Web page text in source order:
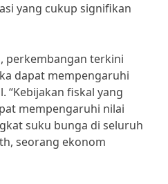
yang cukup signifikan
perkembangan terkini
dapat mempengaruhi
“Kebijakan fiskal yang
mempengaruhi nilai
suku bunga di seluruh
seorang ekonom